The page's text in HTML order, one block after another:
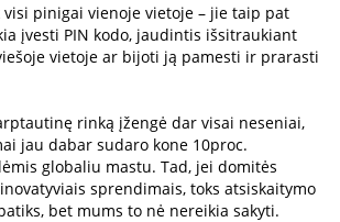
pinigai vienoje vietoje – jie taip pat
įvesti PIN kodo, jaudintis išsitraukiant
vietoje ar bijoti ją pamesti ir prarasti
rinką įžengė dar visai neseniai,
jau dabar sudaro kone 10proc.
globaliu mastu. Tad, jei domitės
sprendimais, toks atsiskaitymo
bet mums to nė nereikia sakyti.